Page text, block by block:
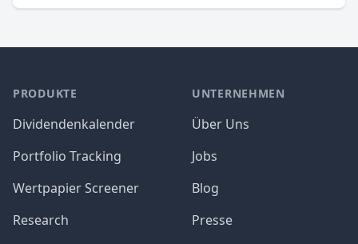
PRODUKTE
Dividendenkalender
Portfolio Tracking
Wertpapier Screener
Research
UNTERNEHMEN
Über Uns
Jobs
Blog
Presse